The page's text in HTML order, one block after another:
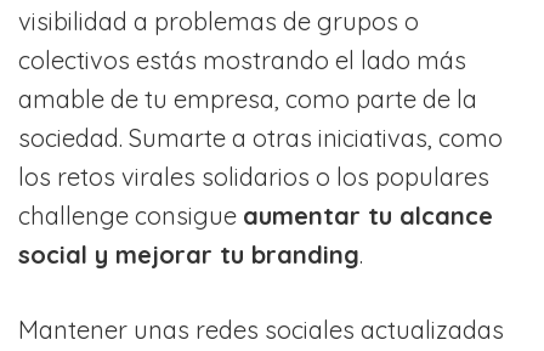
visibilidad a problemas de grupos o
colectivos estás mostrando el lado más
amable de tu empresa, como parte de la
sociedad. Sumarte a otras iniciativas, como
los retos virales solidarios o los populares
challenge consigue aumentar tu alcance
social y mejorar tu branding.
Mantener unas redes sociales actualizadas